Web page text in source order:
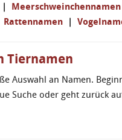
| Meerschweinchennamen
Rattennamen |
Tiernamen
Auswahl an Namen.
Suche oder geht zurück